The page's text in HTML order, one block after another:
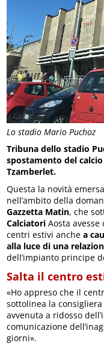
Lo stadio Mario Puchoz
Tribuna dello stadio
spostamento del
Tzamberlet.
Questa la novità
nell’ambito della
Gazzetta Matin, che
Calciatori Aosta
centri estivi anchea
alla luce di una
dell’impianto principe
Salta il centro
«Ho appreso che il
sottolinea la
avvenuta a ridosso
comunicazione
giorni».